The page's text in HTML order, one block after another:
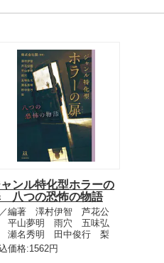
ンル特化型ホラーの
八つの恐怖の物語
編著 澤村伊智 芦花公
平山夢明 雨穴 五味弘
瀬名秀明 田中俊行 梨
価格:1562円